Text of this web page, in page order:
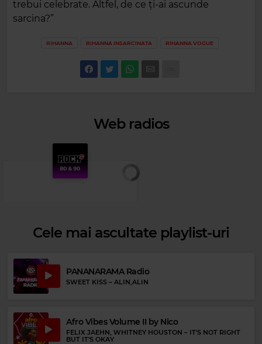
trebui celebrate. Altfel, de ce ți-ai ascunde
sarcina?”
RIHANNA RIHANNA INSARCINATA RIHANNA VOGUE
Web radios
Rock 80s & 90s
STING–ENGLISHMAN IN NEW YORK
Cele mai ascultate playlist-uri
PANANARAMA Radio
SWEET KISS – ALIN,ALIN
Afro Vibes Volume II by Nico
FELIX JAEHN, WHITNEY HOUSTON – IT'S NOT RIGHT
BUT IT'S OKAY